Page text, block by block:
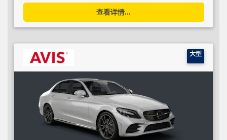
查看详情...
大型